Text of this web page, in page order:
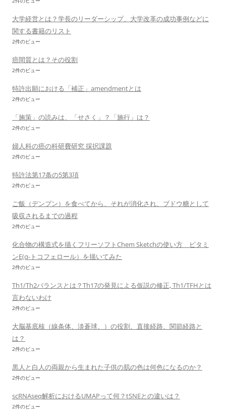
大学経営とは？学長のリーダーシップ、大学改革の成功事例などに
関する書籍のリスト
2件のビュー
癌間質とは？その役割
2件のビュー
特許出願における「補正」amendmentとは
2件のビュー
「施策」の読みは、「せさく」？「施行」は？
2件のビュー
婦人科の癌の科研費研究 採択課題
2件のビュー
特許法第17条の5第3項
2件のビュー
ご飯（デンプン）を食べてから、それが消化され、ブドウ糖として
吸収されるまでの過程
2件のビュー
化合物の構造式を描くフリーソフトChem Sketchの使い方 ビタミ
ンE(α-トコフェロール）を描いてみた
2件のビュー
Th1/Th2バランスとは？Th17の発見による仮説の修正, Th1/TFHとは
言わないわけ
2件のビュー
大脳基底核（線条体、淡蒼球、）の役割、直接経路、関節経路と
は？
2件のビュー
黒人と白人の両親から生まれた子供の肌の色は何色になるのか？
2件のビュー
scRNAseq解析におけるUMAPって何？tSNEとの違いは？
2件のビュー